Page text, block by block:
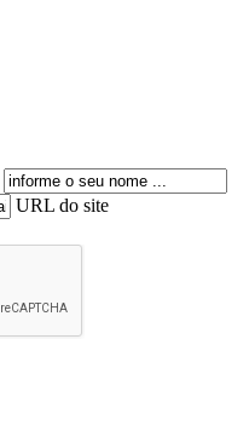
URL do site